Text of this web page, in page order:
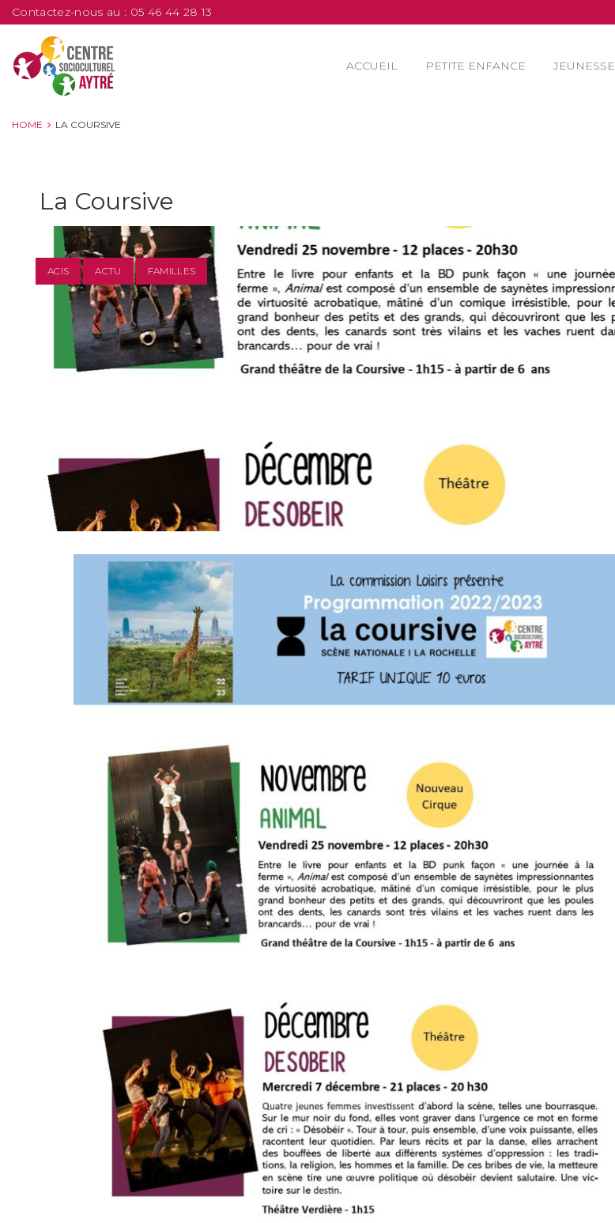
Contactez-nous au : 05 46 44 28 13
ACCUEIL PETITE ENFANCE JEUNESSE
HOME LA COURSIVE
La Coursive
ACIS ACTU FAMILLES